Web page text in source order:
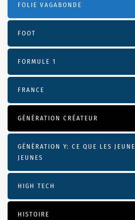
FOLIE VAGABONDE
FOOT
FORMULE 1
FRANCE
GÉNÉRATION CRÉATEUR
GÉNÉRATION Y: CE QUE LES
JEUNES
HIGH TECH
HISTOIRE